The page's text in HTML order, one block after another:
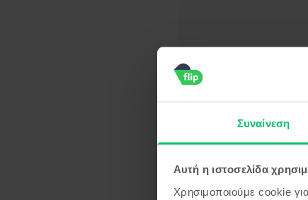
Συναίνεση
Αυτή η ιστοσελίδα
Χρησιμοποιούμε cookie